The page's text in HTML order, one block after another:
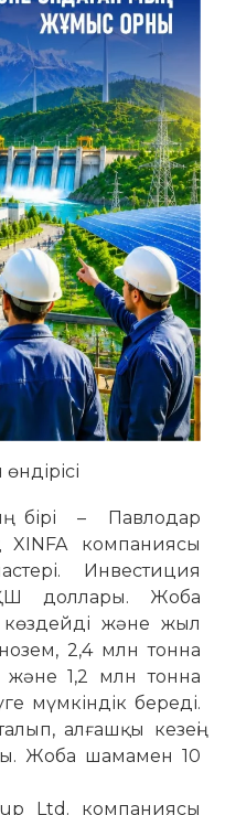
бірі – Павлодар
XINFA компаниясы
Инвестиция
доллары. Жоба
көздейді және жыл
2,4 млн тонна
және 1,2 млн тонна
мүмкіндік береді.
алғашқы кезеңі
Жоба шамамен 10
Ltd. компаниясы